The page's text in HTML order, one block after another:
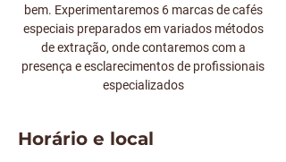
bem. Experimentaremos 6 marcas de cafés
especiais preparados em variados métodos
de extração, onde contaremos com a
presença e esclarecimentos de profissionais
especializados
Horário e local